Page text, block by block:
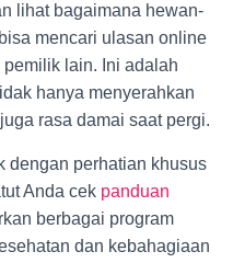
lihat bagaimana hewan-
mencari ulasan online
lain. Ini adalah
hanya menyerahkan
rasa damai saat pergi.
dengan perhatian khusus
Anda cek panduan
berbagai program
dan kebahagiaan